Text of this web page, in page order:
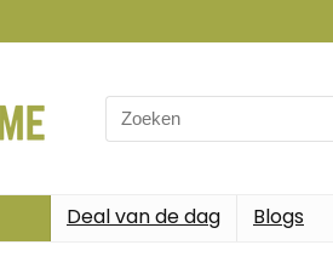
Search
for:
Deal van de dag Blogs